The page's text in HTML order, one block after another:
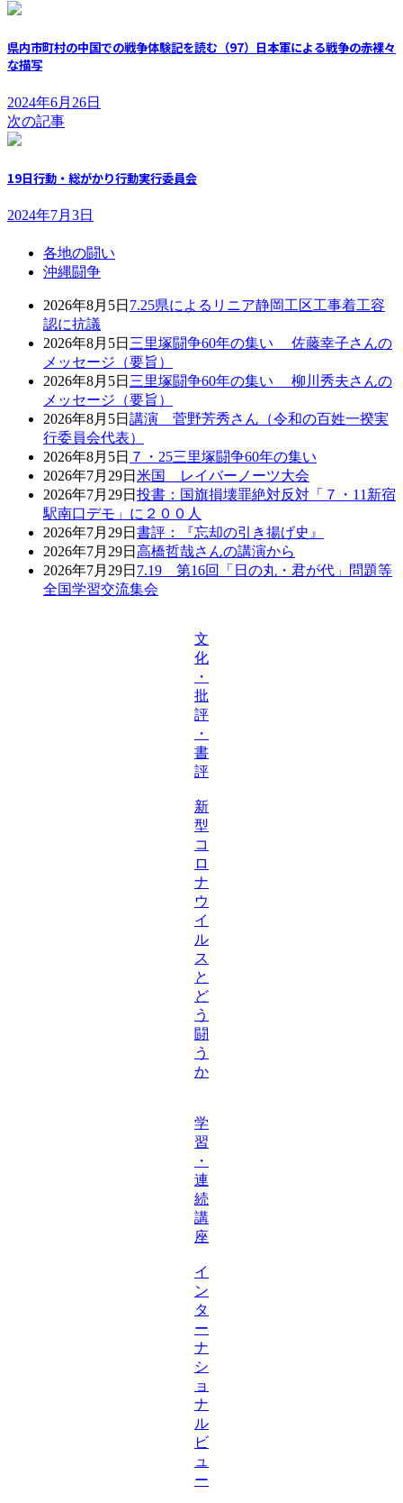
県内市町村の中国での戦争体験記を読む（97）日本軍による戦争の赤裸々
な描写
2024年6月26日
次の記事
19日行動・総がかり行動実行委員会
2024年7月3日
各地の闘い
沖縄闘争
2026年8月5日 7.25県によるリニア静岡工区工事着工容
認に抗議
2026年8月5日 三里塚闘争60年の集い 佐藤幸子さんの
メッセージ（要旨）
2026年8月5日 三里塚闘争60年の集い 柳川秀夫さんの
メッセージ（要旨）
2026年8月5日 講演 菅野芳秀さん（令和の百姓一揆実
行委員会代表）
2026年8月5日 ７・25三里塚闘争60年の集い
2026年7月29日 米国 レイバーノーツ大会
2026年7月29日 投書：国旗損壊罪絶対反対「７・11新宿
駅南口デモ」に２００人
2026年7月29日 書評：『忘却の引き揚げ史』
2026年7月29日 高橋哲哉さんの講演から
2026年7月29日 7.19 第16回「日の丸・君が代」問題等
全国学習交流集会
文
化
・
批
評
・
書
評
新
型
コ
ロ
ナ
ウ
イ
ル
ス
と
ど
う
闘
う
か
学
習
・
連
続
講
座
イ
ン
タ
ー
ナ
シ
ョ
ナ
ル
ビ
ュ
ー